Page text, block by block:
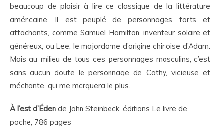
beaucoup de plaisir à lire ce classique de la littérature
américaine. Il est peuplé de personnages forts et
attachants, comme Samuel Hamilton, inventeur solaire et
généreux, ou Lee, le majordome d’origine chinoise d’Adam.
Mais au milieu de tous ces personnages masculins, c’est
sans aucun doute le personnage de Cathy, vicieuse et
méchante, qui me marquera le plus.
À l’est d’Éden de John Steinbeck, éditions Le livre de
poche, 786 pages